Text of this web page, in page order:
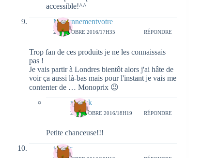
accessible!^^
Mariannementvotre
21 OCTOBRE 2016/17H35 RÉPONDRE
Trop fan de ces produits je ne les connaissais
pas !
Je vais partir à Londres bientôt alors j'ai hâte de
voir ça aussi là-bas mais pour l'instant je vais me
contenter de … Monoprix 😉
natieak
23 OCTOBRE 2016/18H19 RÉPONDRE
Petite chanceuse!!!
tanagr